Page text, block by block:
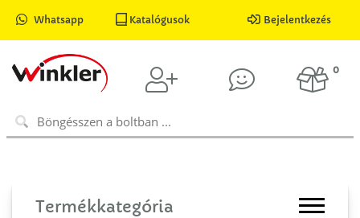
Whatsapp Katalógusok Bejelentkezés
0
Termékkategória